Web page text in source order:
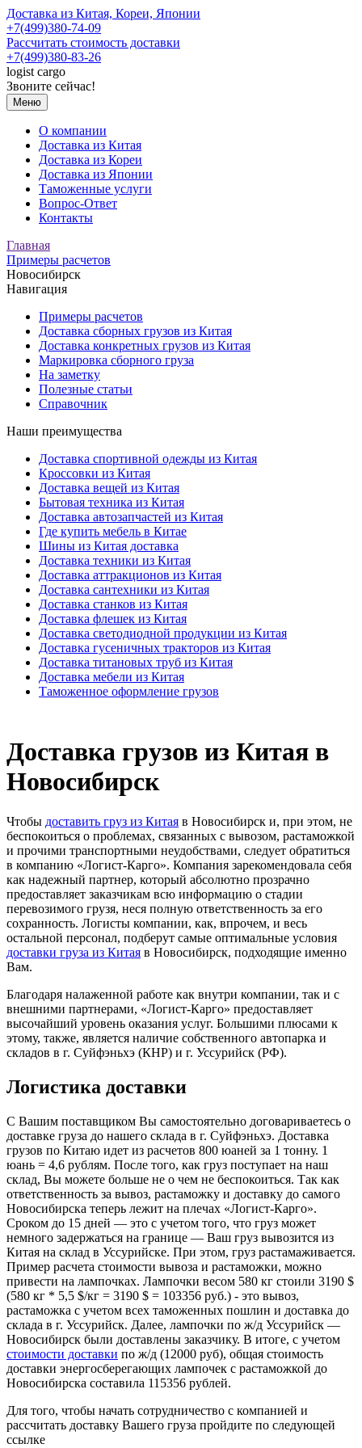
Доставка из Китая, Кореи, Японии
+7(499)380-74-09
Рассчитать стоимость доставки
+7(499)380-83-26
logist cargo
Звоните сейчас!
Меню
О компании
Доставка из Китая
Доставка из Кореи
Доставка из Японии
Таможенные услуги
Вопрос-Ответ
Контакты
Главная
Примеры расчетов
Новосибирск
Навигация
Примеры расчетов
Доставка сборных грузов из Китая
Доставка конкретных грузов из Китая
Маркировка сборного груза
На заметку
Полезные статьи
Справочник
Наши преимущества
Доставка спортивной одежды из Китая
Кроссовки из Китая
Доставка вещей из Китая
Бытовая техника из Китая
Доставка автозапчастей из Китая
Где купить мебель в Китае
Шины из Китая доставка
Доставка техники из Китая
Доставка аттракционов из Китая
Доставка сантехники из Китая
Доставка станков из Китая
Доставка флешек из Китая
Доставка светодиодной продукции из Китая
Доставка гусеничных тракторов из Китая
Доставка титановых труб из Китая
Доставка мебели из Китая
Таможенное оформление грузов
Доставка грузов из Китая в
Новосибирск
Чтобы доставить груз из Китая в Новосибирск и, при этом, не
беспокоиться о проблемах, связанных с вывозом, растаможкой
и прочими транспортными неудобствами, следует обратиться
в компанию «Логист-Карго». Компания зарекомендовала себя
как надежный партнер, который абсолютно прозрачно
предоставляет заказчикам всю информацию о стадии
перевозимого грузя, неся полную ответственность за его
сохранность. Логисты компании, как, впрочем, и весь
остальной персонал, подберут самые оптимальные условия
доставки груза из Китая в Новосибирск, подходящие именно
Вам.
Благодаря налаженной работе как внутри компании, так и с
внешними партнерами, «Логист-Карго» предоставляет
высочайший уровень оказания услуг. Большими плюсами к
этому, также, является наличие собственного автопарка и
складов в г. Суйфэньхэ (КНР) и г. Уссурийск (РФ).
Логистика доставки
С Вашим поставщиком Вы самостоятельно договариваетесь о
доставке груза до нашего склада в г. Суйфэньхэ. Доставка
грузов по Китаю идет из расчетов 800 юаней за 1 тонну. 1
юань = 4,6 рублям. После того, как груз поступает на наш
склад, Вы можете больше не о чем не беспокоиться. Так как
ответственность за вывоз, растаможку и доставку до самого
Новосибирска теперь лежит на плечах «Логист-Карго».
Сроком до 15 дней — это с учетом того, что груз может
немного задержаться на границе — Ваш груз вывозится из
Китая на склад в Уссурийске. При этом, груз растамаживается.
Пример расчета стоимости вывоза и растаможки, можно
привести на лампочках. Лампочки весом 580 кг стоили 3190 $
(580 кг * 5,5 $/кг = 3190 $ = 103356 руб.) - это вывоз,
растаможка с учетом всех таможенных пошлин и доставка до
склада в г. Уссурийск. Далее, лампочки по ж/д Уссурийск —
Новосибирск были доставлены заказчику. В итоге, с учетом
стоимости доставки по ж/д (12000 руб), общая стоимость
доставки энергосберегающих лампочек с растаможкой до
Новосибирска составила 115356 рублей.
Для того, чтобы начать сотрудничество с компанией и
раcсчитать доставку Вашего груза пройдите по следующей
ссылке